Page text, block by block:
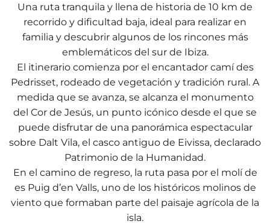
Una ruta tranquila y llena de historia de 10 km de
recorrido y dificultad baja, ideal para realizar en
familia y descubrir algunos de los rincones más
emblemáticos del sur de Ibiza.
El itinerario comienza por el encantador camí des
Pedrisset, rodeado de vegetación y tradición rural. A
medida que se avanza, se alcanza el monumento
del Cor de Jesús, un punto icónico desde el que se
puede disfrutar de una panorámica espectacular
sobre Dalt Vila, el casco antiguo de Eivissa, declarado
Patrimonio de la Humanidad.
En el camino de regreso, la ruta pasa por el molí de
es Puig d’en Valls, uno de los históricos molinos de
viento que formaban parte del paisaje agrícola de la
isla.